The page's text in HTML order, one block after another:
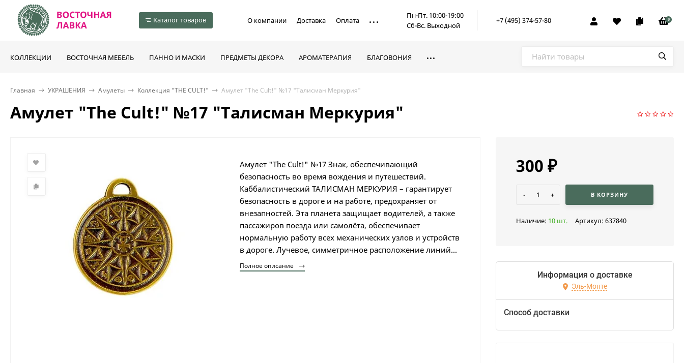
Каталог товаров О компании Доставка Оплата
Пн-Пт. 10:00-19:00
Сб-Вс. Выходной
+7 (495) 374-57-80 0
КОЛЛЕКЦИИ ВОСТОЧНАЯ МЕБЕЛЬ ПАННО И МАСКИ ПРЕДМЕТЫ ДЕКОРА АРОМАТЕРАПИЯ БЛАГОВОНИЯ
Главная УКРАШЕНИЯ Амулеты Коллекция "THE CULT!" Амулет "The Cult!" №17 "Талисман Меркурия"
Амулет "The Cult!" №17 "Талисман Меркурия"
Амулет "The Cult!" №17 Знак, обеспечивающий
безопасность во время вождения и путешествий.
Каббалистический ТАЛИСМАН МЕРКУРИЯ – гарантирует
безопасность в дороге и на работе, предохраняет от
внезапностей. Эта планета защищает водителей, а также
пассажиров поезда или самолёта, обеспечивает
нормальную работу всех механических узлов и устройств
в дороге. Лучевое, симметричное расположение линий...
Полное описание
300 ₽
- + В КОРЗИНУ
Наличие: 10 шт. Артикул: 637840
Информация о доставке
Эль-Монте
Способ доставки